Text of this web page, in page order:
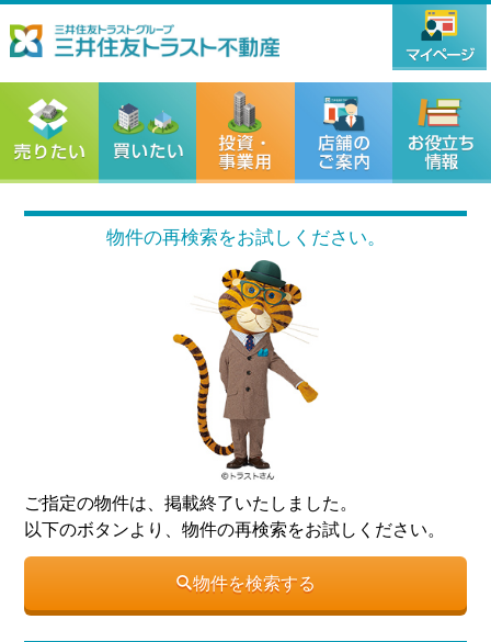
物件の再検索をお試しください。
ご指定の物件は、掲載終了いたしました。
以下のボタンより、物件の再検索をお試しください。
物件を検索する